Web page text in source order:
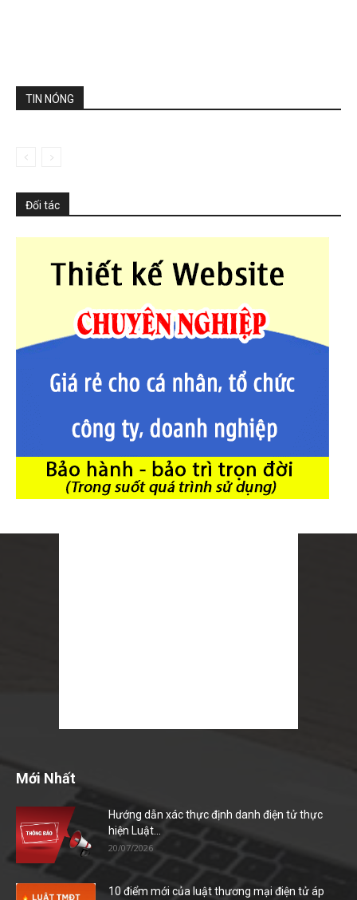
TIN NÓNG
Đối tác
Mới Nhất
Hướng dẫn xác thực định danh điện tử thực
hiện Luật...
20/07/2026
10 điểm mới của luật thương mại điện tử áp